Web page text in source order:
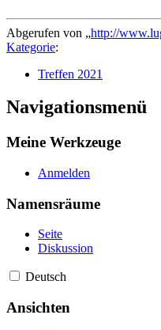
Abgerufen von „http://
Kategorie:
Treffen 2021
Navigationsmenü
Meine Werkzeuge
Anmelden
Namensräume
Seite
Diskussion
Deutsch
Ansichten